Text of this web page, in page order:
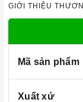
Lò nướng âm tủ
đến 65 lít giúp
Với công suất
nhanh chóng
GIỚI THIỆU
Mã sản phẩm
Xuất xứ